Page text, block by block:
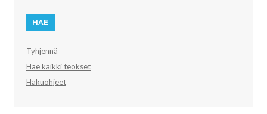
Tyhjennä
Hae kaikki teokset
Hakuohjeet